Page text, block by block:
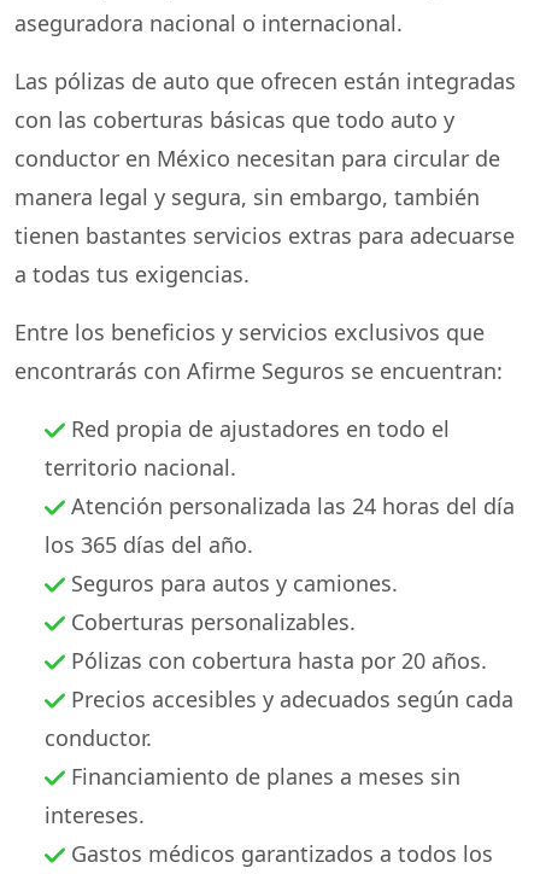
aseguradora nacional o internacional.
Las pólizas de auto que ofrecen están integradas
con las coberturas básicas que todo auto y
conductor en México necesitan para circular de
manera legal y segura, sin embargo, también
tienen bastantes servicios extras para adecuarse
a todas tus exigencias.
Entre los beneficios y servicios exclusivos que
encontrarás con Afirme Seguros se encuentran:
Red propia de ajustadores en todo el
territorio nacional.
Atención personalizada las 24 horas del día
los 365 días del año.
Seguros para autos y camiones.
Coberturas personalizables.
Pólizas con cobertura hasta por 20 años.
Precios accesibles y adecuados según cada
conductor.
Financiamiento de planes a meses sin
intereses.
Gastos médicos garantizados a todos los